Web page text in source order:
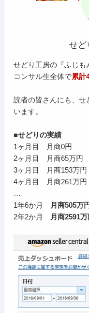
せど
せどり工房の『ふじも
コンサル生全体で累計
読者の皆さんにも、せ
います。
■せどりの実績
1ヶ月目 月商0円
2ヶ月目 月商65万円
3ヶ月目 月商153万円
4ヶ月目 月商261万円
…
1年6か月
月商505万
2年2か月
月商2591万